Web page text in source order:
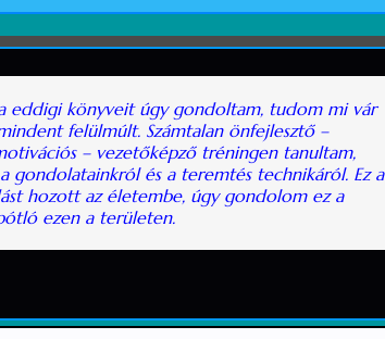
eddigi könyveit úgy gondoltam, tudom mi vár
felülmúlt. Számtalan önfejlesztő –
– vezetőképző tréningen tanultam,
gondolatainkról és a teremtés technikáról. Ez a
hozott az életembe, úgy gondolom ez a
ezen a területen.